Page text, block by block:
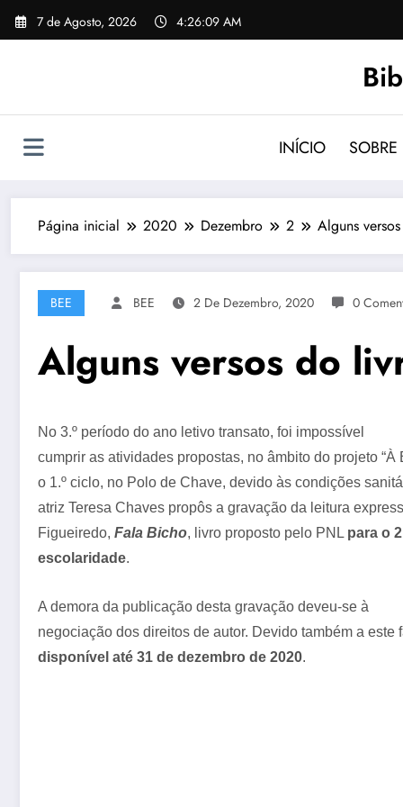
Saltar
para
7 de Agosto, 2026 4:26:10 AM
INÍCIO
Página inicial 2020 Dezembro 2 Alguns
BEE BEE 2 De Dezembro, 2020 0
Alguns versos do
No 3.º período do ano letivo transato, foi impossível
cumprir as atividades propostas, no âmbito do projeto
o 1.º ciclo, no Polo de Chave, devido às condições
atriz Teresa Chaves propôs a gravação da leitura
Figueiredo, Fala Bicho, livro proposto pelo PNL para o
escolaridade.
A demora da publicação desta gravação deveu-se à
negociação dos direitos de autor. Devido também a este
disponível até 31 de dezembro de 2020.